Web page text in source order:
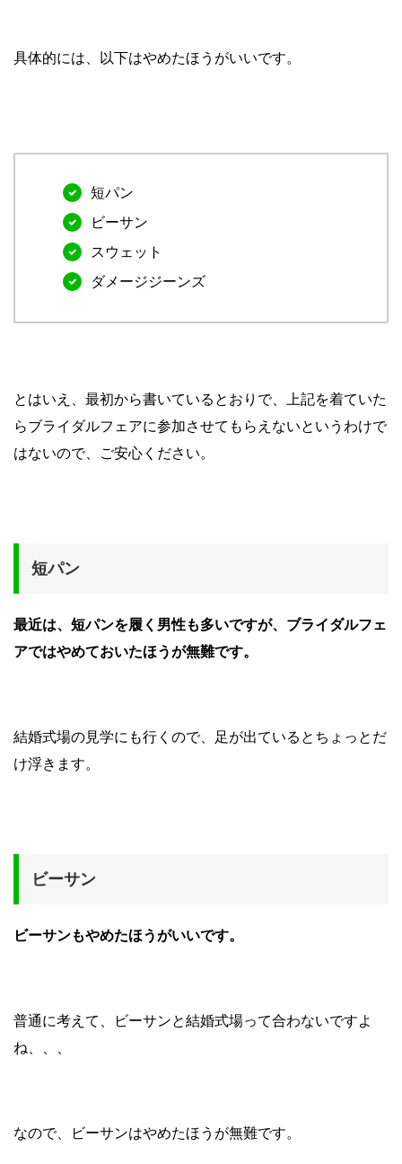
具体的には、以下はやめたほうがいいです。
短パン
ビーサン
スウェット
ダメージジーンズ
とはいえ、最初から書いているとおりで、上記を着ていた
らブライダルフェアに参加させてもらえないというわけで
はないので、ご安心ください。
短パン
最近は、短パンを履く男性も多いですが、ブライダルフェ
アではやめておいたほうが無難です。
結婚式場の見学にも行くので、足が出ているとちょっとだ
け浮きます。
ビーサン
ビーサンもやめたほうがいいです。
普通に考えて、ビーサンと結婚式場って合わないですよ
ね、、、
なので、ビーサンはやめたほうが無難です。